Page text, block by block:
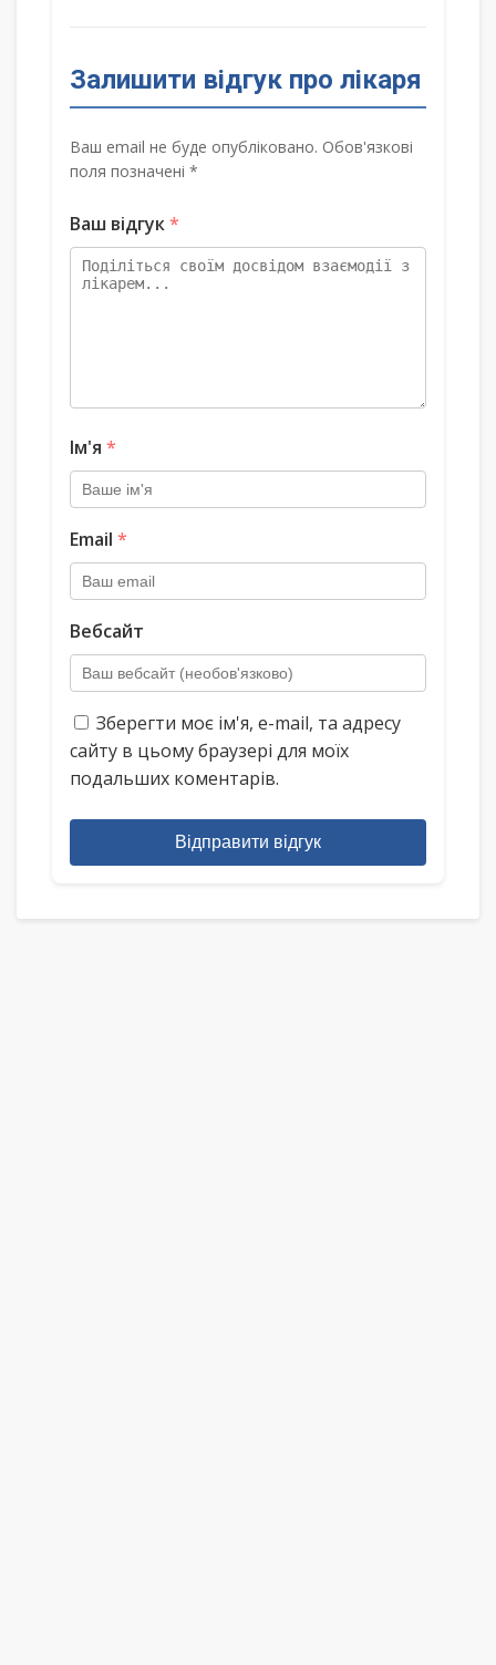
Залишити відгук про лікаря
Ваш email не буде опубліковано. Обов'язкові
поля позначені *
Ваш відгук*
Ім'я *
Email *
Вебсайт
Зберегти моє ім'я, e-mail, та адресу
сайту в цьому браузері для моїх
подальших коментарів.
Відправити відгук